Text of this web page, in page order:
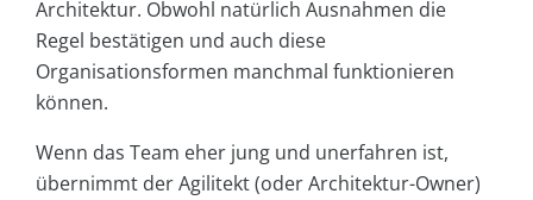
Architektur. Obwohl natürlich Ausnahmen die
Regel bestätigen und auch diese
Organisationsformen manchmal funktionieren
können.
Wenn das Team eher jung und unerfahren ist,
übernimmt der Agilitekt (oder Architektur-Owner)